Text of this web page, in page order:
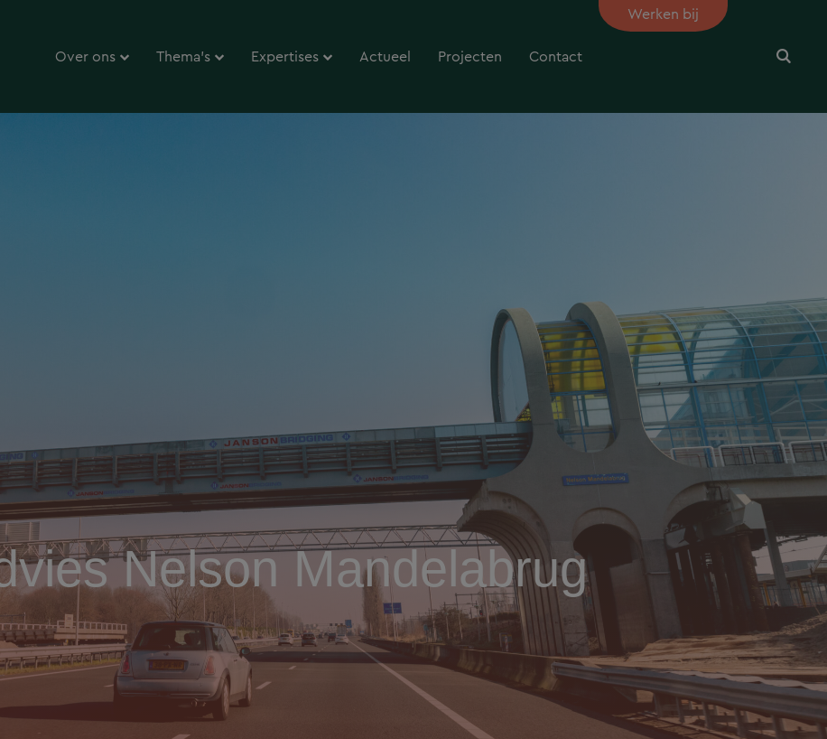
Over ons Thema’s Expertises Actueel Projecten Contact
Werken bij
Nelson Mandelabrug